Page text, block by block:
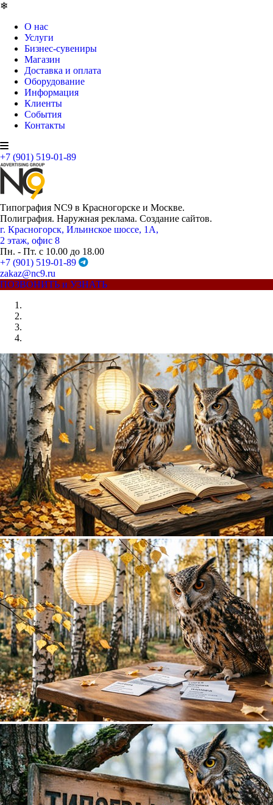
❄
О нас
Услуги
Бизнес-сувениры
Магазин
Доставка и оплата
Оборудование
Информация
Клиенты
События
Контакты
+7 (901) 519-01-89
Типография NC9 в Красногорске и Москве.
Полиграфия. Наружная реклама. Создание сайтов.
г. Красногорск, Ильинское шоссе, 1А,
2 этаж, офис 8
Пн. - Пт. с 10.00 до 18.00
+7 (901) 519-01-89
zakaz@nc9.ru
ПОЗВОНИТЬ и УЗНАТЬ